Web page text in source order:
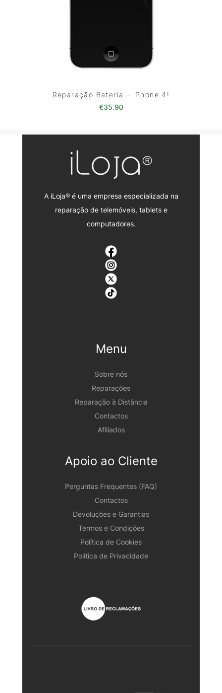
Reparação Bateria – iPhone 4!
€35.90
A iLoja® é uma empresa especializada na
reparação de telemóveis, tablets e
computadores.
Menu
Sobre nós
Reparações
Reparação à Distância
Contactos
Afiliados
Apoio ao Cliente
Perguntas Frequentes (FAQ)
Contactos
Devoluções e Garantias
Termos e Condições
Política de Cookies
Política de Privacidade